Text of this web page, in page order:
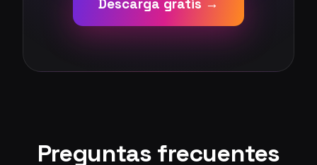
Descarga gratis →
Preguntas frecuentes